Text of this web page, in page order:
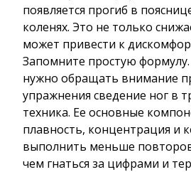
появляется прогиб в
коленях. Это не только
может привести к
Запомните простую
нужно обращать внимание
упражнения сведение ног в
техника. Ее основные
плавность, концентрация и
выполнить меньше
чем гнаться за цифрами и